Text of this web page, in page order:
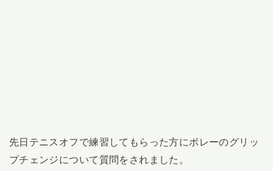
先日テニスオフで練習してもらった方にボレーのグリッ
プチェンジについて質問をされました。